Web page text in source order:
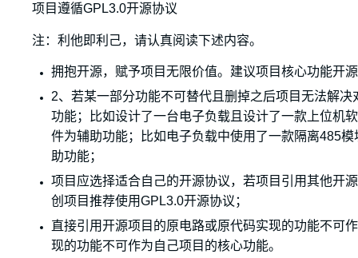
项目遵循GPL3.0开源协议
注：利他即利己，请认真阅读下述内容。
拥抱开源，赋予项目无限价值。建议项目核心功能开
2、若某一部分功能不可替代且删掉之后项目无法解
功能；比如设计了一台电子负载且设计了一款上位机
件为辅助功能；比如电子负载中使用了一款隔离485
助功能；
项目应选择适合自己的开源协议，若项目引用其他开
创项目推荐使用GPL3.0开源协议；
直接引用开源项目的原电路或原代码实现的功能不可
现的功能不可作为自己项目的核心功能。